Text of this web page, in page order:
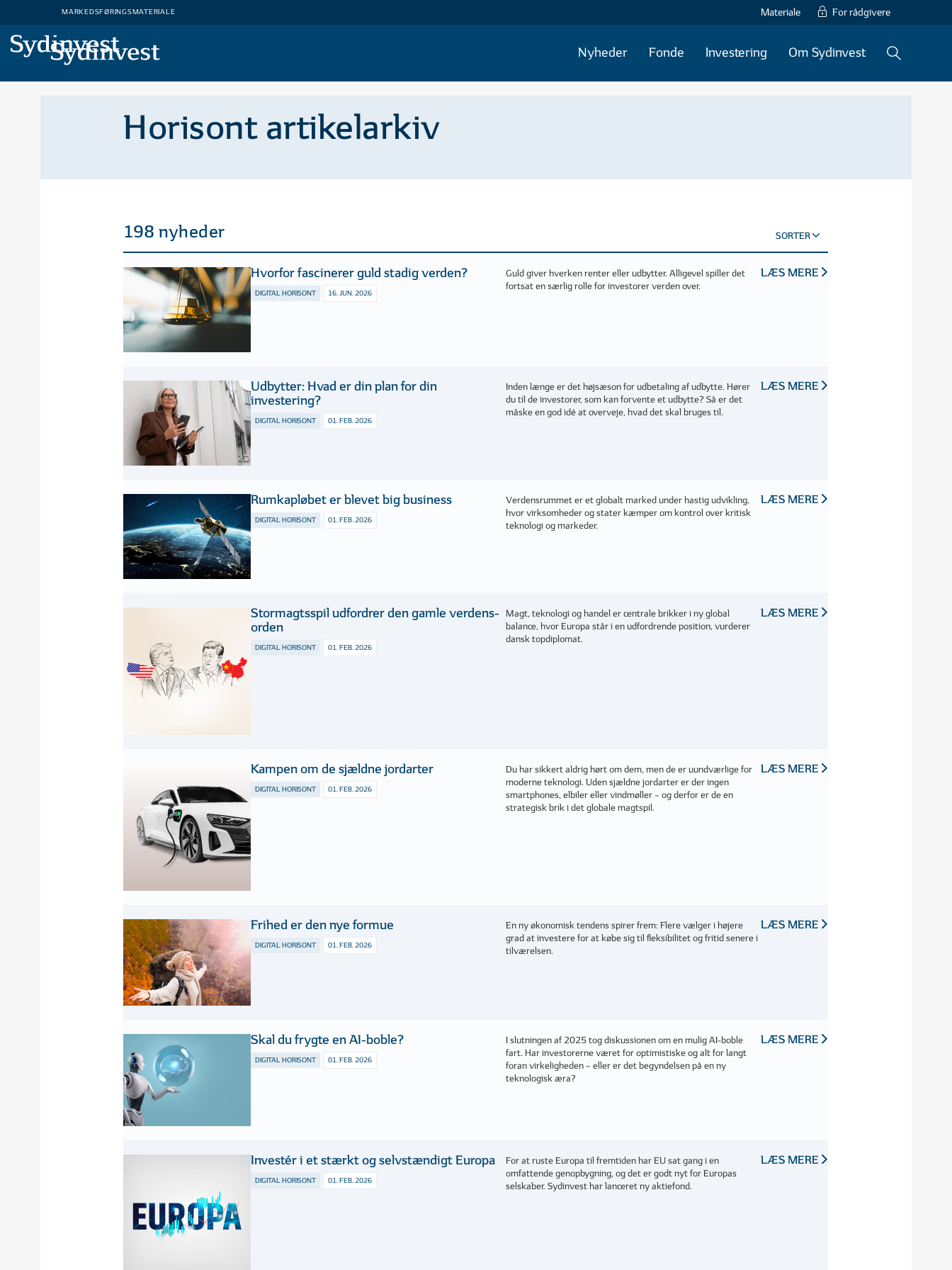
MARKEDSFØRINGSMATERIALE Materiale For rådgivere
MARKEDSFØRINGSMATERIALE
Nyheder Fonde Investering Om Sydinvest
Horisont artikelarkiv
198 nyheder SORTER
Hvorfor fascinerer guld stadig verden?
DIGITAL HORISONT 16. JUN. 2026
Guld giver hverken renter eller udbytter. Alligevel spiller det
fortsat en særlig rolle for investorer verden over.
LÆS MERE
Udbytter: Hvad er din plan for din
investering?
DIGITAL HORISONT 01. FEB. 2026
Inden længe er det højsæson for udbetaling af udbytte. Hører
du til de investorer, som kan forvente et udbytte? Så er det
måske en god idé at overveje, hvad det skal bruges til.
LÆS MERE
Rumkapløbet er blevet big business
DIGITAL HORISONT 01. FEB. 2026
Verdensrummet er et globalt marked under hastig udvikling,
hvor virksomheder og stater kæmper om kontrol over kritisk
teknologi og markeder.
LÆS MERE
Stormagtsspil udfordrer den gamle verdens­
orden
DIGITAL HORISONT 01. FEB. 2026
Magt, teknologi og handel er centrale brikker i ny global
balance, hvor Europa står i en udfordrende position, vurderer
dansk topdiplomat.
LÆS MERE
Kampen om de sjældne jordarter
DIGITAL HORISONT 01. FEB. 2026
Du har sikkert aldrig hørt om dem, men de er uundværlige for
moderne teknologi. Uden sjældne jordarter er der ingen
smartphones, elbiler eller vindmøller – og derfor er de en
strategisk brik i det globale magtspil.
LÆS MERE
Frihed er den nye formue
DIGITAL HORISONT 01. FEB. 2026
En ny økonomisk tendens spirer frem: Flere vælger i højere
grad at investere for at købe sig til fleksibilitet og fritid senere i
tilværelsen.
LÆS MERE
Skal du frygte en AI-boble?
DIGITAL HORISONT 01. FEB. 2026
I slutningen af 2025 tog diskussionen om en mulig AI-boble
fart. Har investorerne været for optimistiske og alt for langt
foran virkeligheden – eller er det begyndelsen på en ny
teknologisk æra?
LÆS MERE
Investér i et stærkt og selvstændigt Europa
DIGITAL HORISONT 01. FEB. 2026
For at ruste Europa til fremtiden har EU sat gang i en
omfattende genopbygning, og det er godt nyt for Europas
selskaber. Sydinvest har lanceret ny aktiefond.
LÆS MERE